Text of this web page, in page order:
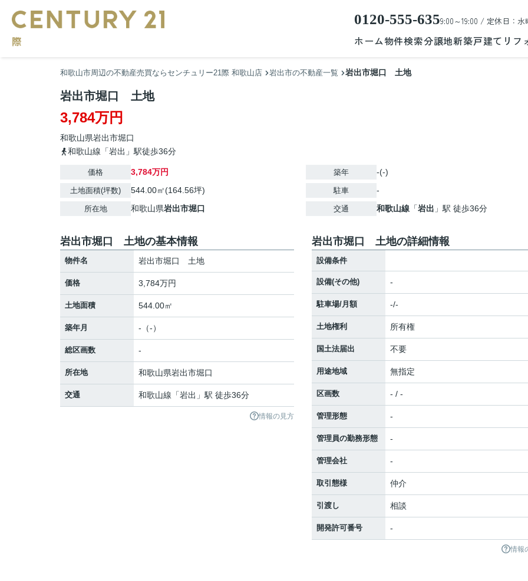
0120-555-6359:00～19:00 / 定休日：水
ホーム物件検索分譲地新築戸建て リフ
和歌山市周辺の不動産売買ならセンチュリー21際 和歌山店 岩出市の不動産一覧 岩出市堀口 土地
岩出市堀口 土地
3,784万円
和歌山県岩出市堀口
和歌山線「岩出」駅徒歩36分
価格 3,784万円
土地面積(坪数) 544.00㎡(164.56坪)
所在地 和歌山県岩出市堀口
築年 -(-)
駐車 -
交通 和歌山線 「岩出 」駅 徒歩36分
岩出市堀口 土地の基本情報
物件名 岩出市堀口 土地
価格 3,784万円
土地面積 544.00㎡
築年月 -（-）
総区画数 -
所在地 和歌山県岩出市堀口
交通 和歌山線 「岩出 」駅 徒歩36分
情報の見方
岩出市堀口 土地の詳細情報
設備条件
設備(その他) -
駐車場/月額 -/-
土地権利 所有権
国土法届出 不要
用途地域 無指定
区画数 - / -
管理形態 -
管理員の勤務形態 -
管理会社 -
取引態様 仲介
引渡し 相談
開発許可番号 -
情報